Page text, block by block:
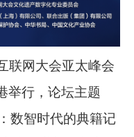
网大会亚太峰会
举行，论坛主题
：数智时代的典籍记